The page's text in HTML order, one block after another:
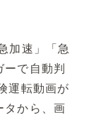
加速」「急
ーで自動判
運転動画が
タから、画